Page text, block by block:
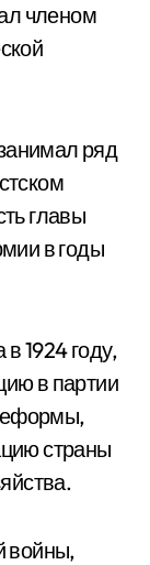
членом
ряд
главы
в годы
1924 году,
в партии
страны
войны,